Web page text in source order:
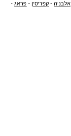
אלבניה - קפריסין - פראג -